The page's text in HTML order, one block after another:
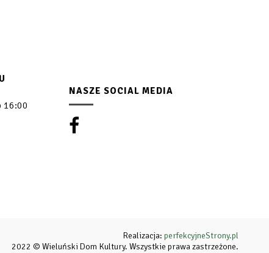
16:00
NASZE SOCIAL MEDIA
Realizacja: perfekcyjneStrony.pl
2022 © Wieluński Dom Kultury. Wszystkie prawa zastrzeżone.